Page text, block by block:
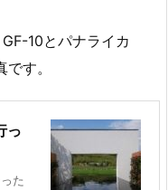
10とパナライカ
す。
っ
た